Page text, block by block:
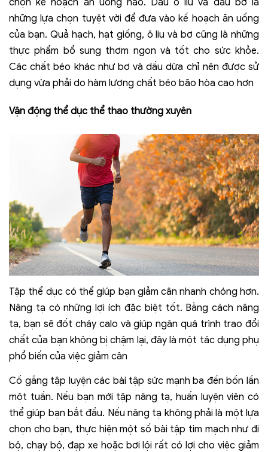
chọn kế hoạch ăn uống nào. Dầu ô liu và dầu bơ là
những lựa chọn tuyệt vời để đưa vào kế hoạch ăn uống
của bạn. Quả hạch, hạt giống, ô liu và bơ cũng là những
thực phẩm bổ sung thơm ngon và tốt cho sức khỏe.
Các chất béo khác như bơ và dầu dừa chỉ nên được sử
dụng vừa phải do hàm lượng chất béo bão hòa cao hơn
Vận động thể dục thể thao thường xuyên
Tập thể dục có thể giúp bạn giảm cân nhanh chóng hơn.
Nâng tạ có những lợi ích đặc biệt tốt. Bằng cách nâng
tạ, bạn sẽ đốt cháy calo và giúp ngăn quá trình trao đổi
chất của bạn không bị chậm lại, đây là một tác dụng phụ
phổ biến của việc giảm cân
Cố gắng tập luyện các bài tập sức mạnh ba đến bốn lần
một tuần. Nếu bạn mới tập nâng tạ, huấn luyện viên có
thể giúp bạn bắt đầu. Nếu nâng tạ không phải là một lựa
chọn cho bạn, thực hiện một số bài tập tim mạch như đi
bộ, chạy bộ, đạp xe hoặc bơi lội rất có lợi cho việc giảm